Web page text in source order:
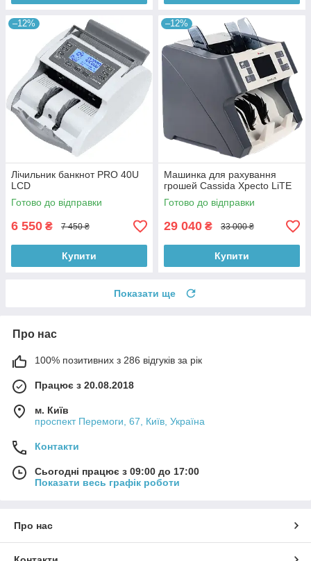
–12%
Лічильник банкнот PRO 40U
LCD
Готово до відправки
6 550 ₴ 7 450 ₴
Купити
–12%
Машинка для рахування
грошей Cassida Xpecto LiTE
Готово до відправки
29 040 ₴ 33 000 ₴
Купити
Показати ще
Про нас
100% позитивних з 286 відгуків за рік
Працює з 20.08.2018
м. Київ
проспект Перемоги, 67, Київ, Україна
Контакти
Сьогодні працює з 09:00 до 17:00
Показати весь графік роботи
Про нас